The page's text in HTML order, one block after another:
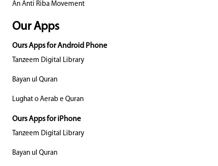
An Anti Riba Movement
Our Apps
Ours Apps for Android Phone
Tanzeem Digital Library
Bayan ul Quran
Lughat o Aerab e Quran
Ours Apps for iPhone
Tanzeem Digital Library
Bayan ul Quran